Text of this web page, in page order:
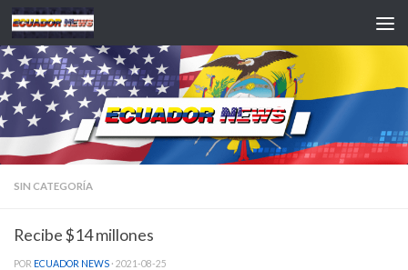
Saltar al contenido
SIN CATEGORÍA
Recibe $14 millones
POR ECUADOR NEWS · 2021-08-25